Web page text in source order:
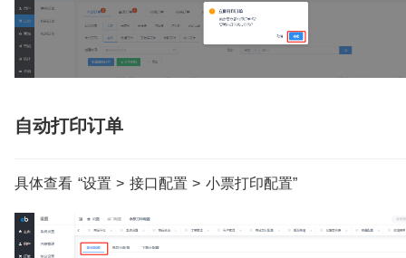
自动打印订单
具体查看 “设置 > 接口配置 > 小票打印配置”